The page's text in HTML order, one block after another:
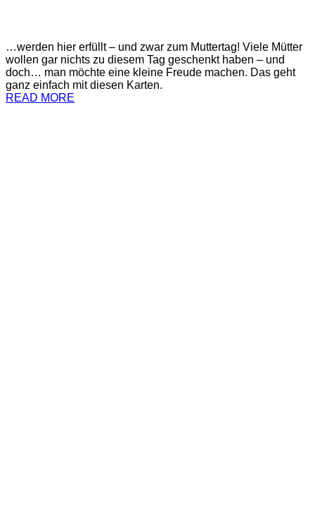
…werden hier erfüllt – und zwar zum Muttertag! Viele Mütter
wollen gar nichts zu diesem Tag geschenkt haben – und
doch… man möchte eine kleine Freude machen. Das geht
ganz einfach mit diesen Karten.
READ MORE